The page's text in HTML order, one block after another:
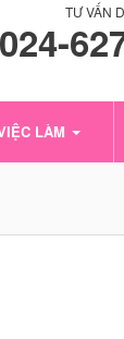
TƯ VẤN
024-
LÀM